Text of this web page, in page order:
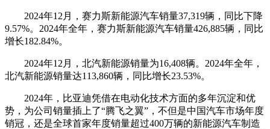
2024年12月，赛力斯新能源汽车销量37,319辆，同比下降
9.57%。2024年全年，赛力斯新能源汽车销量426,885辆，同比
增长182.84%。
2024年12月，北汽新能源销量为16,408辆。2024年全年，
北汽新能源销量达113,860辆，同比增长23.53%。
2024年，比亚迪凭借在电动化技术方面的多年沉淀和优
势，为公司销量插上了“腾飞之翼”，不但是中国汽车市场年度
销冠，还是全球首家年度销量超过400万辆的新能源汽车制造